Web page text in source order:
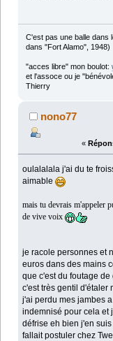
C'est pas une balle dans
dans "Fort Alamo", 1948)
"acces libre" mon boulot:
et l'assoce ou je
Thierry
nono77
«
oulalalala j'ai du te
aimable
mais tu devrais m'appeler
de vive voix
je racole personnes et
euros dans des mains
que c'est du foutage de
c'est très gentil d'étaler
j'ai perdu mes jambes
indemnisé pour cela et
défrise eh bien j'en
fallait postuler chez